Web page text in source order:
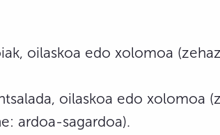
oilaskoa edo xolomoa
oilaskoa edo xolomoa
ardoa-sagardoa).